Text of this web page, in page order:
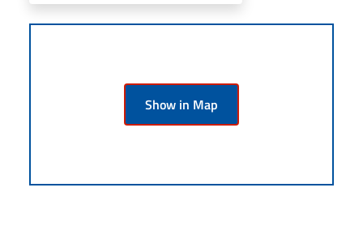
Show in Map